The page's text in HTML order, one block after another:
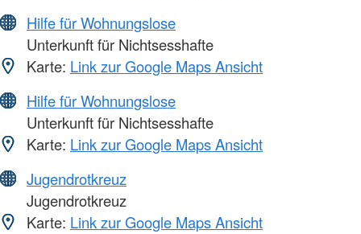
Hilfe für Wohnungslose
Unterkunft für Nichtsesshafte
Karte: Link zur Google Maps Ansicht
Hilfe für Wohnungslose
Unterkunft für Nichtsesshafte
Karte: Link zur Google Maps Ansicht
Jugendrotkreuz
Jugendrotkreuz
Karte: Link zur Google Maps Ansicht